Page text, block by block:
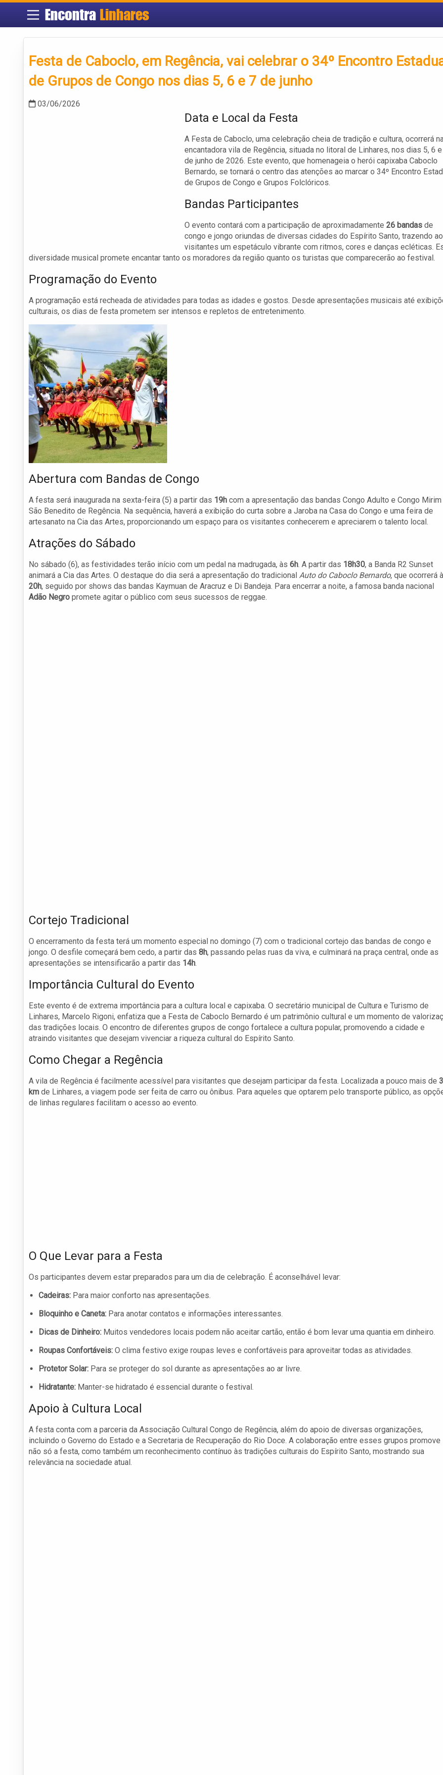
Encontra Linhares
Festa de Caboclo, em Regência, vai celebrar o 34º Encontro
de Grupos de Congo nos dias 5, 6 e 7 de junho
03/06/2026
Data e Local da Festa
A Festa de Caboclo, uma celebração cheia de tradição e cultura, ocorrerá
encantadora vila de Regência, situada no litoral de Linhares, nos dias 5, 6
de junho de 2026. Este evento, que homenageia o herói capixaba Caboclo
Bernardo, se tornará o centro das atenções ao marcar o 34º Encontro
de Grupos de Congo e Grupos Folclóricos.
Bandas Participantes
O evento contará com a participação de aproximadamente 26 bandas de
congo e jongo oriundas de diversas cidades do Espírito Santo, trazendo
visitantes um espetáculo vibrante com ritmos, cores e danças ecléticas.
diversidade musical promete encantar tanto os moradores da região quanto os turistas que comparecerão ao festival.
Programação do Evento
A programação está recheada de atividades para todas as idades e gostos. Desde apresentações musicais até
culturais, os dias de festa prometem ser intensos e repletos de entretenimento.
Abertura com Bandas de Congo
A festa será inaugurada na sexta-feira (5) a partir das 19h com a apresentação das bandas Congo Adulto e Congo Mirim
São Benedito de Regência. Na sequência, haverá a exibição do curta sobre a Jaroba na Casa do Congo e uma feira de
artesanato na Cia das Artes, proporcionando um espaço para os visitantes conhecerem e apreciarem o talento local.
Atrações do Sábado
No sábado (6), as festividades terão início com um pedal na madrugada, às 6h. A partir das 18h30, a Banda R2 Sunset
animará a Cia das Artes. O destaque do dia será a apresentação do tradicional Auto do Caboclo Bernardo, que ocorrerá
20h, seguido por shows das bandas Kaymuan de Aracruz e Di Bandeja. Para encerrar a noite, a famosa banda nacional
Adão Negro promete agitar o público com seus sucessos de reggae.
Cortejo Tradicional
O encerramento da festa terá um momento especial no domingo (7) com o tradicional cortejo das bandas de congo e
jongo. O desfile começará bem cedo, a partir das 8h, passando pelas ruas da viva, e culminará na praça central, onde as
apresentações se intensificarão a partir das 14h.
Importância Cultural do Evento
Este evento é de extrema importância para a cultura local e capixaba. O secretário municipal de Cultura e Turismo de
Linhares, Marcelo Rigoni, enfatiza que a Festa de Caboclo Bernardo é um patrimônio cultural e um momento de
das tradições locais. O encontro de diferentes grupos de congo fortalece a cultura popular, promovendo a cidade e
atraindo visitantes que desejam vivenciar a riqueza cultural do Espírito Santo.
Como Chegar a Regência
A vila de Regência é facilmente acessível para visitantes que desejam participar da festa. Localizada a pouco mais de
km de Linhares, a viagem pode ser feita de carro ou ônibus. Para aqueles que optarem pelo transporte público, as
de linhas regulares facilitam o acesso ao evento.
O Que Levar para a Festa
Os participantes devem estar preparados para um dia de celebração. É aconselhável levar:
Cadeiras: Para maior conforto nas apresentações.
Bloquinho e Caneta: Para anotar contatos e informações interessantes.
Dicas de Dinheiro: Muitos vendedores locais podem não aceitar cartão, então é bom levar uma quantia em dinheiro.
Roupas Confortáveis: O clima festivo exige roupas leves e confortáveis para aproveitar todas as atividades.
Protetor Solar: Para se proteger do sol durante as apresentações ao ar livre.
Hidratante: Manter-se hidratado é essencial durante o festival.
Apoio à Cultura Local
A festa conta com a parceria da Associação Cultural Congo de Regência, além do apoio de diversas organizações,
incluindo o Governo do Estado e a Secretaria de Recuperação do Rio Doce. A colaboração entre esses grupos promove
não só a festa, como também um reconhecimento contínuo às tradições culturais do Espírito Santo, mostrando sua
relevância na sociedade atual.